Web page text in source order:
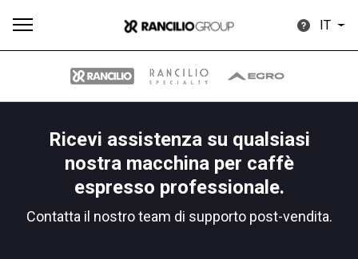
IT
Ricevi assistenza su qualsiasi
nostra macchina per caffè
espresso professionale.
Contatta il nostro team di supporto post-vendita.
Download